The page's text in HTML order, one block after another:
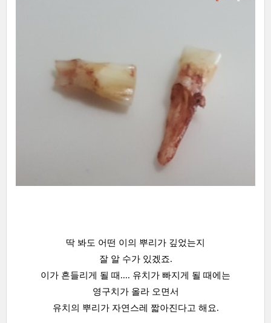
딱 봐도 어떤 이의 뿌리가 깊었는지
잘 알 수가 있겠죠.
이가 흔들리게 될 때.... 유치가 빠지게 될 때에는
영구치가 올라 오면서
유치의 뿌리가 자연스레 짧아진다고 해요.